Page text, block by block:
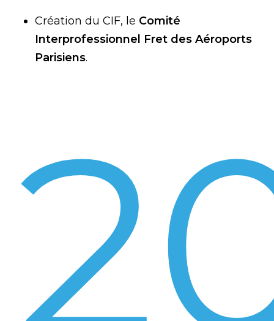
Création du CIF, le Comité
Interprofessionnel Fret des Aéroports
Parisiens.